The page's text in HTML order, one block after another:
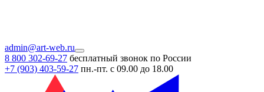
admin@art-web.ru
8 800 302-69-27 бесплатный звонок по России
+7 (903) 403-59-27 пн.-пт. с 09.00 до 18.00